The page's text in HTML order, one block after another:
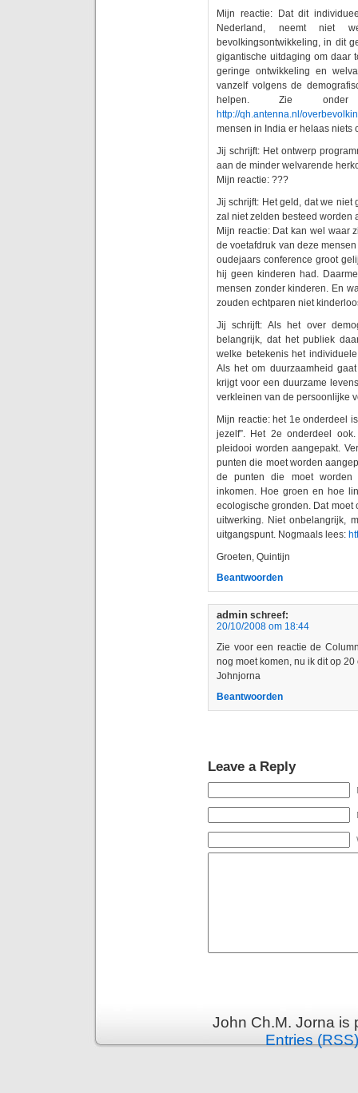
Mijn reactie: Dat dit
Nederland, neemt niet
bevolkingsontwikkeling, in dit
gigantische uitdaging om daar
geringe ontwikkeling en
vanzelf volgens de
helpen. Zie
http://qh.antenna.nl/
mensen in India er helaas niets
Jij schrijft: Het ontwerp
aan de minder welvarende
Mijn reactie: ???
Jij schrijft: Het geld, dat we niet
zal niet zelden besteed
Mijn reactie: Dat kan wel waar
de voetafdruk van deze
oudejaars conference groot
hij geen kinderen had.
mensen zonder kinderen. En
zouden echtparen niet
Jij schrijft: Als het over
belangrijk, dat het publiek
welke betekenis het
Als het om duurzaamheid
krijgt voor een duurzame
verkleinen van de persoonlijke
Mijn reactie: het 1e onderdeel
jezelf”. Het 2e onderdeel
pleidooi worden aangepakt.
punten die moet worden
de punten die moet worden
inkomen. Hoe groen en hoe
ecologische gronden. Dat moet
uitwerking. Niet onbelangrijk,
uitgangspunt. Nogmaals lees:
Groeten, Quintijn
Beantwoorden
admin schreef:
20/10/2008 om 18:44
Zie voor een reactie de
nog moet komen, nu ik dit op 20
Johnjorna
Beantwoorden
Leave a Reply
John Ch.M. Jorna
Entries (RSS)